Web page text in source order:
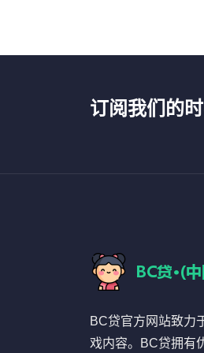
订阅我们的
BC贷官方网站致力
戏内容。BC贷拥有